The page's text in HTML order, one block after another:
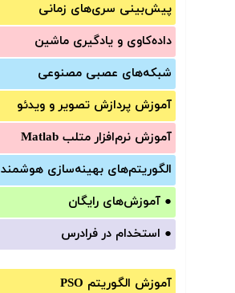
پیش‌‌بینی سری‌‌های زمانی
داده‌کاوی و یادگیری ماشین
شبکه‌های عصبی مصنوعی
آموزش‌ پردازش تصویر و ویدئو
آموزش‌ نرم‌افزار متلب Matlab
الگوریتم‌های بهینه‌سازی هوشمند
● آموزش‌های رایگان
● استخدام در فرادرس
آموزش الگوریتم PSO